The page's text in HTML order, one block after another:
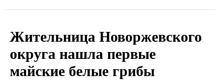
Жительница Новоржевского
округа нашла первые
майские белые грибы